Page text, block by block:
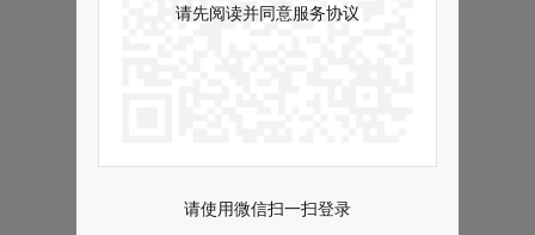
请先阅读并同意服务协议
请使用微信扫一扫登录